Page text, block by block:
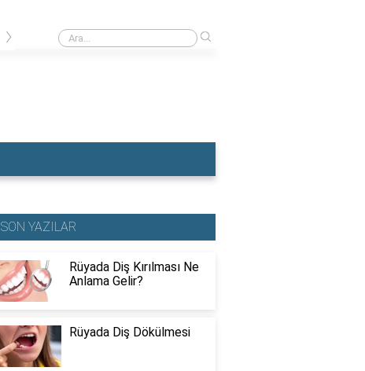
Rüyada Dişçiye Muayene Olmak
›
SON YAZILAR
Rüyada Diş Kırılması Ne
Anlama Gelir?
Rüyada Diş Dökülmesi